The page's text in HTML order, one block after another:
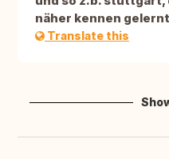
näher kennen gelernt
Translate this